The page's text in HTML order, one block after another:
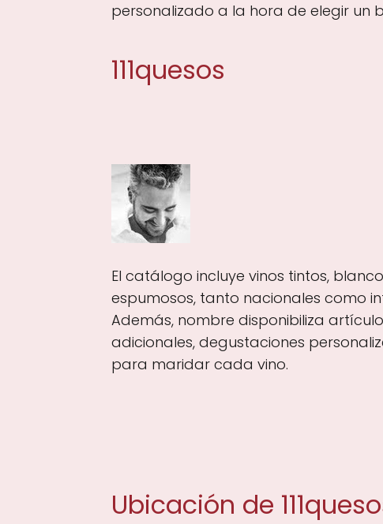
personalizado a la hora de elegir un
111quesos
El catálogo incluye vinos tintos,
espumosos, tanto nacionales como
Además, nombre disponibiliza
adicionales, degustaciones
para maridar cada vino.
Ubicación de